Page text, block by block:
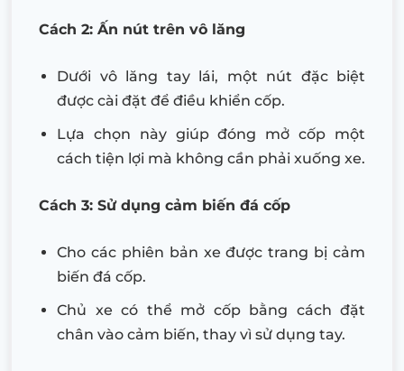
Cách 2: Ấn nút trên vô lăng
Dưới vô lăng tay lái, một nút đặc biệt
được cài đặt để điều khiển cốp.
Lựa chọn này giúp đóng mở cốp một
cách tiện lợi mà không cần phải xuống xe.
Cách 3: Sử dụng cảm biến đá cốp
Cho các phiên bản xe được trang bị cảm
biến đá cốp.
Chủ xe có thể mở cốp bằng cách đặt
chân vào cảm biến, thay vì sử dụng tay.